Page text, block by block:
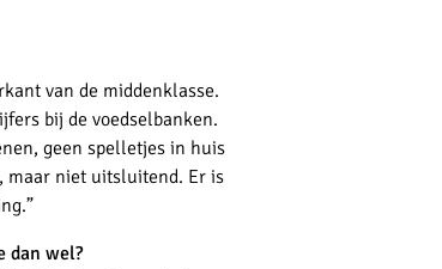
van de middenklasse.
bij de voedselbanken.
geen spelletjes in huis
maar niet uitsluitend. Er is
dan wel?